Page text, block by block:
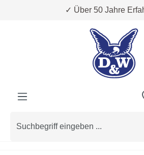
Zum Hauptinhalt springen
✓ Über 50 Jahre